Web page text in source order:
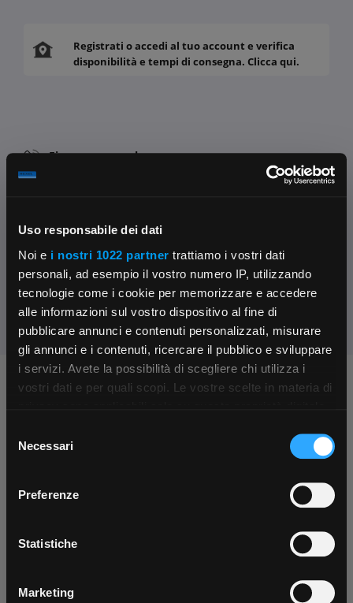
Uso responsabile dei dati
Noi e i nostri 1022 partner trattiamo i vostri dati
personali, ad esempio il vostro numero IP, utilizzando
tecnologie come i cookie per memorizzare e accedere
alle informazioni sul vostro dispositivo al fine di
pubblicare annunci e contenuti personalizzati, misurare
gli annunci e i contenuti, ricercare il pubblico e sviluppare
i servizi. Avete la possibilità di scegliere chi utilizza i
vostri dati e per quali scopi. Le vostre scelte in materia di
modificare o revocare il proprio consenso in qualsiasi
momento dalla Dichiarazione sui cookie o facendo clic
raccogliere informazioni sulla tua posizione
geografica, con un'approssimazione di qualche
Identificare il tuo dispositivo, scansionandolo
delNecessari
Preferenze
Statistiche
Marketing
×
App Rexel Italia
tutti i servizi ovunque tu sia!
Scarica ora
Registrati o accedi al tuo account e verifica
disponibilità e tempi di consegna. Clicca qui.
Fissa una consulenza
Parla con il customer care dedicato
Condividi:
Chiedi ai nostri tecnici
Parla con il customer care dedicato Ti affiancheremo passo dopo passo